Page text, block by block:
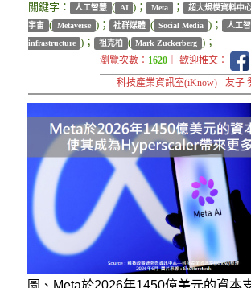
關鍵字： 人工智慧 ( AI )； Meta ； 超大規模資料中
宇宙 ( Metaverse )； 社群媒體 ( Social Media )； 人工
infrastructure )； 祖克柏 ( Mark Zuckerberg )；
瀏覽次數： 1620 ｜ 歡迎推文：
科技產業資訊室(iKnow) - 友子
圖、Meta於2026年1450億美元的資本